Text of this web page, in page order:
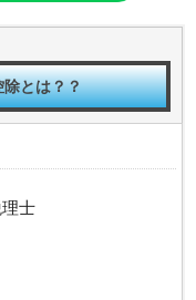
除とは？？
士